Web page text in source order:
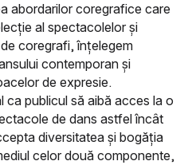
abordarilor coregrafice care
al spectacolelor și
coregrafi, înțelegem
contemporan și
de expresie.
ca publicul să aibă acces la o
de dans astfel încât
diversitatea și bogăția
celor două componente,